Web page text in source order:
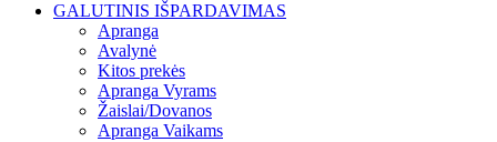
GALUTINIS IŠPARDAVIMAS
Apranga
Avalynė
Kitos prekės
Apranga Vyrams
Žaislai/Dovanos
Apranga Vaikams